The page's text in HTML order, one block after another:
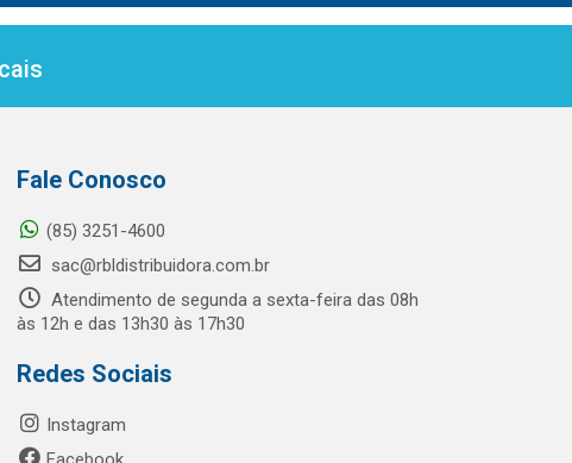
Fale Conosco
(85) 3251-4600
sac@rbldistribuidora.com.br
Atendimento de segunda a sexta-feira das 08h
às 12h e das 13h30 às 17h30
Redes Sociais
Instagram